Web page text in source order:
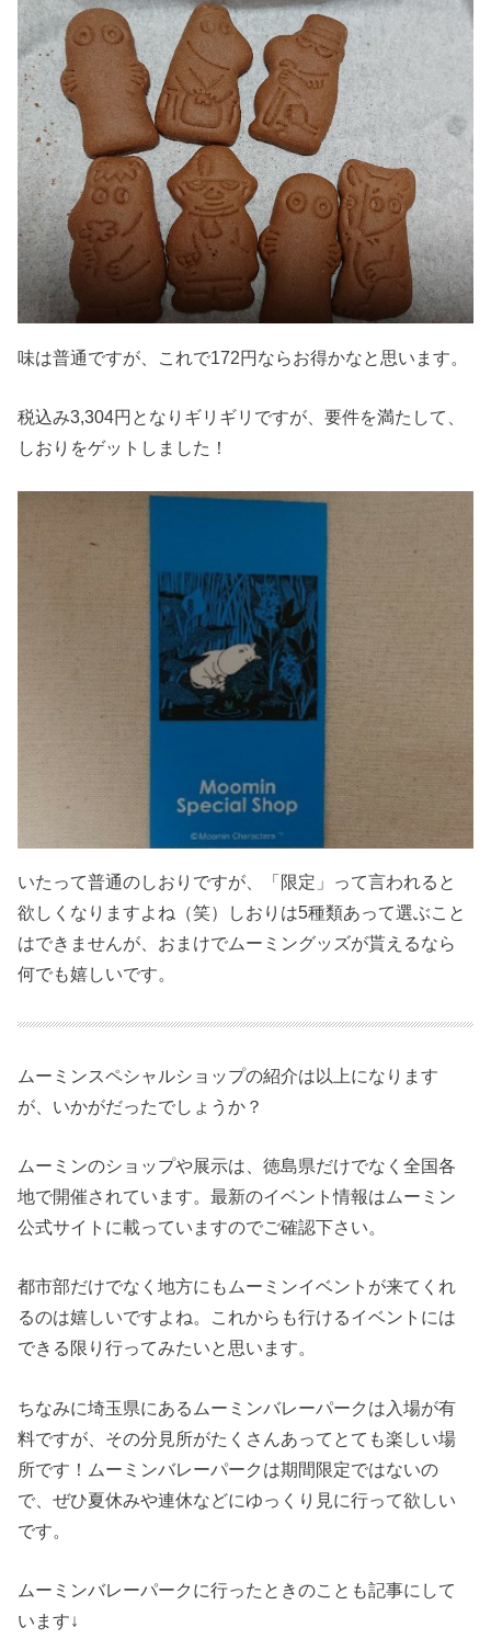
味は普通ですが、これで172円ならお得かなと思います。
税込み3,304円となりギリギリですが、要件を満たして、
しおりをゲットしました！
いたって普通のしおりですが、「限定」って言われると
欲しくなりますよね（笑）しおりは5種類あって選ぶこと
はできませんが、おまけでムーミングッズが貰えるなら
何でも嬉しいです。
ムーミンスペシャルショップの紹介は以上になります
が、いかがだったでしょうか？
ムーミンのショップや展示は、徳島県だけでなく全国各
地で開催されています。最新のイベント情報はムーミン
公式サイトに載っていますのでご確認下さい。
都市部だけでなく地方にもムーミンイベントが来てくれ
るのは嬉しいですよね。これからも行けるイベントには
できる限り行ってみたいと思います。
ちなみに埼玉県にあるムーミンバレーパークは入場が有
料ですが、その分見所がたくさんあってとても楽しい場
所です！ムーミンバレーパークは期間限定ではないの
で、ぜひ夏休みや連休などにゆっくり見に行って欲しい
です。
ムーミンバレーパークに行ったときのことも記事にして
います↓